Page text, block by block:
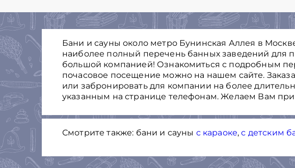
Бани и сауны около метро Бунинская Аллея в
наиболее полный перечень банных заведений для
большой компанией! Ознакомиться с подробным
почасовое посещение можно на нашем сайте.
или забронировать для компании на более
указанным на странице телефонам. Желаем Вам
Смотрите также: бани и сауны с караоке,с детским